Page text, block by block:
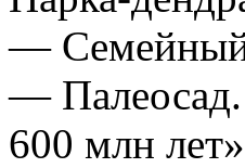
— Семейный
— Палеосад.
600 млн